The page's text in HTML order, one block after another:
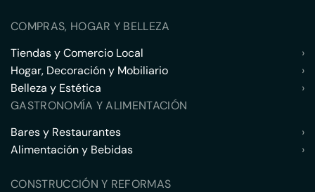
COMPRAS, HOGAR Y BELLEZA
Tiendas y Comercio Local
›
Hogar, Decoración y Mobiliario
›
Belleza y Estética
›
GASTRONOMÍA Y ALIMENTACIÓN
Bares y Restaurantes
›
Alimentación y Bebidas
›
CONSTRUCCIÓN Y REFORMAS